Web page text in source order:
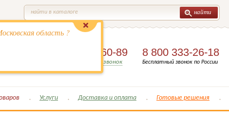
область ?
найти в каталоге найти
649-60-89
Заказать обратный звонок
8 800 333-26-18
Бесплатный звонок по России
Услуги Доставка и оплата Готовые решения